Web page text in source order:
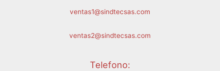
ventas1@sindtecsas.com
ventas2@sindtecsas.com
Telefono: